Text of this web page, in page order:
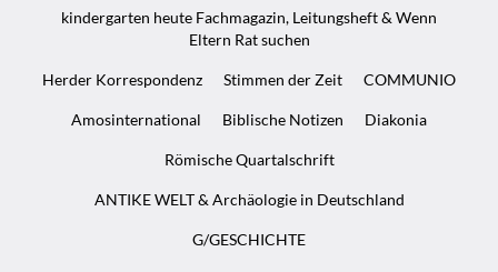
kindergarten heute Fachmagazin, Leitungsheft & Wenn
Eltern Rat suchen
Herder Korrespondenz Stimmen der Zeit COMMUNIO
Amosinternational Biblische Notizen Diakonia
Römische Quartalschrift
ANTIKE WELT & Archäologie in Deutschland
G/GESCHICHTE